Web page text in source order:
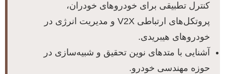
کنترل تطبیقی برای خودروهای خودران،
پروتکل‌های ارتباطی V2X و مدیریت انرژی در
خودروهای هیبریدی.
آشنایی با متدهای نوین تحقیق و شبیه‌سازی در
حوزه مهندسی خودرو.